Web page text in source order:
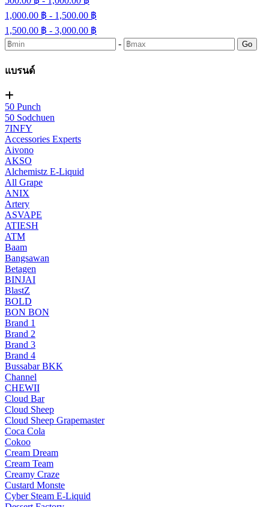
1,000.00 ฿ - 1,500.00 ฿
1,500.00 ฿ - 3,000.00 ฿
-
Go
แบรนด์
50 Punch
50 Sodchuen
7INFY
Accessories Experts
Aivono
AKSO
Alchemistz E-Liquid
All Grape
ANIX
Artery
ASVAPE
ATIESH
ATM
Baam
Bangsawan
Betagen
BINJAI
BlastZ
BOLD
BON BON
Brand 1
Brand 2
Brand 3
Brand 4
Bussabar BKK
Channel
CHEWII
Cloud Bar
Cloud Sheep
Cloud Sheep Grapemaster
Coca Cola
Cokoo
Cream Dream
Cream Team
Creamy Craze
Custard Monste
Cyber Steam E-Liquid